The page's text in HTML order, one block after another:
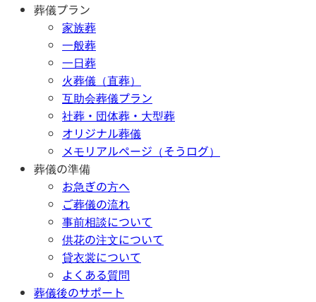
葬儀プラン
家族葬
一般葬
一日葬
火葬儀（直葬）
互助会葬儀プラン
社葬・団体葬・大型葬
オリジナル葬儀
メモリアルページ（そうログ）
葬儀の準備
お急ぎの方へ
ご葬儀の流れ
事前相談について
供花の注文について
貸衣裳について
よくある質問
葬儀後のサポート